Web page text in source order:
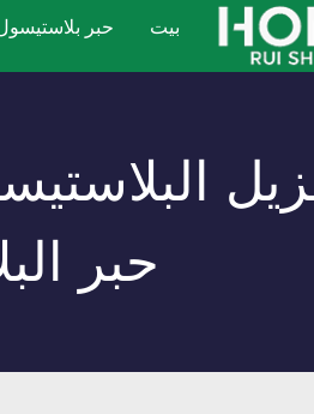
بيت حبر
حبر